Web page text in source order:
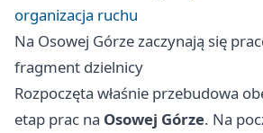
organizacja ruchu
Na Osowej Górze zaczynają się
fragment dzielnicy
Rozpoczęta właśnie przebudowa
etap prac na Osowej Górze. Na